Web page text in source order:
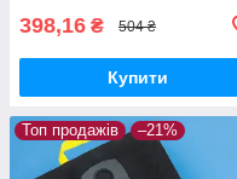
одноразові 4шт
398,16 ₴ 504 ₴
Купити
Топ продажів –21%